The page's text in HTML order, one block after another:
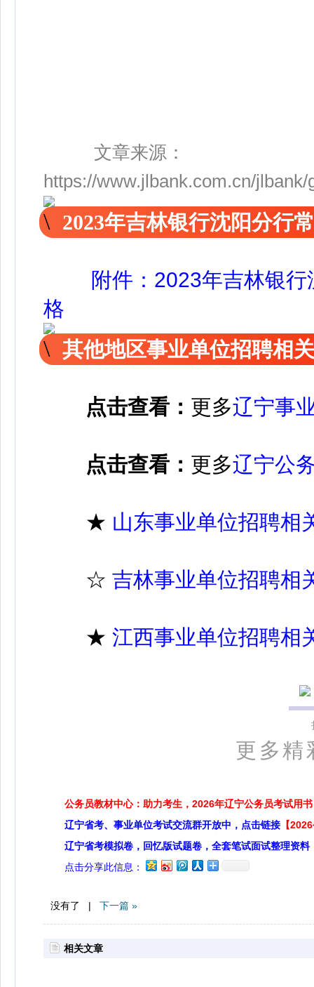
文章来源：
https://www.jlbank.com.cn/
2023年吉林银行沈阳分行
附件：2023年吉林银
格
其他地区事业单位招聘相
点击查看： 更多辽宁事
点击查看： 更多辽宁公
★ 山东事业单位招聘相
☆ 吉林事业单位招聘相
★ 江西事业单位招聘相
更多精
公务员教材中心：助力考生，2026年辽宁公务员考试用书
辽宁省考、事业单位考试交流群开放中，点击链接 【
辽宁省考模拟卷，回忆版试题卷，全套笔试面试整理资料
点击分享此信息：
没有了 | 下一篇 »
相关文章